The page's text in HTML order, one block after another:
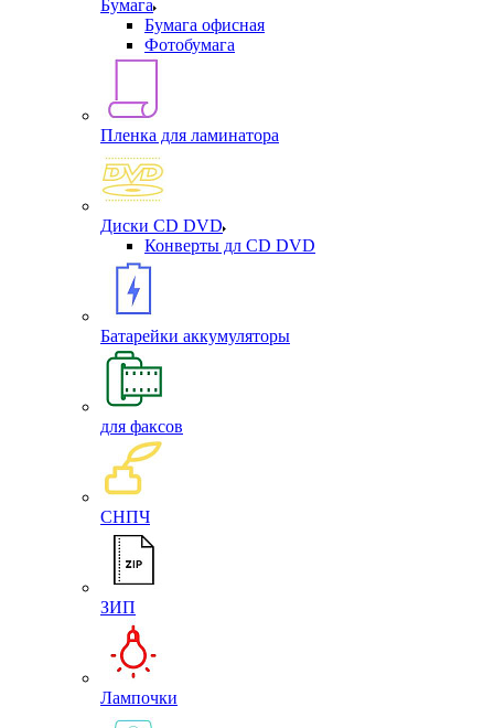
Бумага
Бумага офисная
Фотобумага
Пленка для ламинатора
Диски CD DVD
Конверты дл CD DVD
Батарейки аккумуляторы
для факсов
СНПЧ
ЗИП
Лампочки